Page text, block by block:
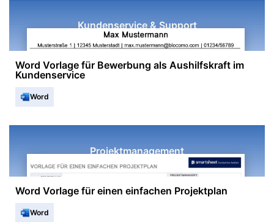
Kundenservice & Support
Word Vorlage für Bewerbung als Aushilfskraft im
Kundenservice
Word
Projektmanagement
Word Vorlage für einen einfachen Projektplan
Word